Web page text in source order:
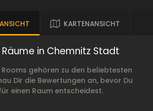
KARTENANSICHT
in Chemnitz Stadt
Rooms gehören zu den beliebtesten
Dir die Bewertungen an, bevor Du
einen Raum entscheidest.